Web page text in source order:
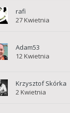
rafi
27 Kwietnia
Adam53
12 Kwietnia
Krzysztof Skórka
2 Kwietnia